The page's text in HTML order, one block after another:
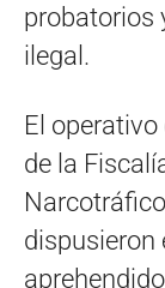
probatorios
ilegal.
El
de la
dispusieron